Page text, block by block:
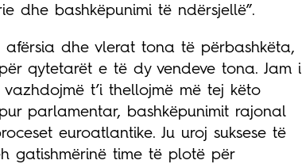
dhe bashkëpunimi të ndërsjellë”.
dhe vlerat tona të përbashkëta,
qytetarët e të dy vendeve tona. Jam i
t’i thellojmë më tej këto
parlamentar, bashkëpunimit rajonal
euroatlantike. Ju uroj suksese të
gatishmërinë time të plotë për